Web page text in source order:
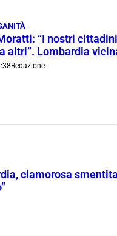
“I nostri
altri”. Lombardia
Redazione
clamorosa